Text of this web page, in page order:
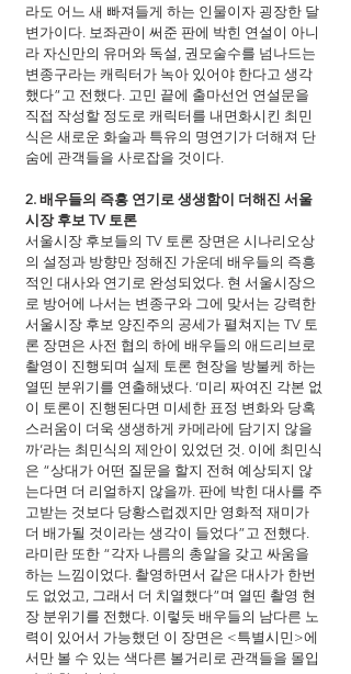
라도 어느 새 빠져들게 하는 인물이자 굉장한 달
변가이다. 보좌관이 써준 판에 박힌 연설이 아니
라 자신만의 유머와 독설, 권모술수를 넘나드는
변종구라는 캐릭터가 녹아 있어야 한다고 생각
했다”고 전했다. 고민 끝에 출마선언 연설문을
직접 작성할 정도로 캐릭터를 내면화시킨 최민
식은 새로운 화술과 특유의 명연기가 더해져 단
숨에 관객들을 사로잡을 것이다.
2. 배우들의 즉흥 연기로 생생함이 더해진 서울
시장 후보 TV 토론
서울시장 후보들의 TV 토론 장면은 시나리오상
의 설정과 방향만 정해진 가운데 배우들의 즉흥
적인 대사와 연기로 완성되었다. 현 서울시장으
로 방어에 나서는 변종구와 그에 맞서는 강력한
서울시장 후보 양진주의 공세가 펼쳐지는 TV 토
론 장면은 사전 협의 하에 배우들의 애드리브로
촬영이 진행되며 실제 토론 현장을 방불케 하는
열띤 분위기를 연출해냈다. ‘미리 짜여진 각본 없
이 토론이 진행된다면 미세한 표정 변화와 당혹
스러움이 더욱 생생하게 카메라에 담기지 않을
까’라는 최민식의 제안이 있었던 것. 이에 최민식
은 “상대가 어떤 질문을 할지 전혀 예상되지 않
는다면 더 리얼하지 않을까. 판에 박힌 대사를 주
고받는 것보다 당황스럽겠지만 영화적 재미가
더 배가될 것이라는 생각이 들었다”고 전했다.
라미란 또한 “각자 나름의 총알을 갖고 싸움을
하는 느낌이었다. 촬영하면서 같은 대사가 한번
도 없었고, 그래서 더 치열했다”며 열띤 촬영 현
장 분위기를 전했다. 이렇듯 배우들의 남다른 노
력이 있어서 가능했던 이 장면은 <특별시민>에
서만 볼 수 있는 색다른 볼거리로 관객들을 몰입